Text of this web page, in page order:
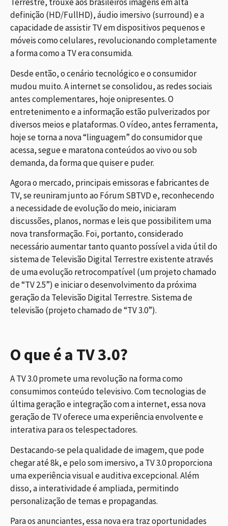
definição (HD/FullHD), áudio imersivo (surround) e a
capacidade de assistir TV em dispositivos pequenos e
móveis como celulares, revolucionando completamente
a forma como a TV era consumida.
Desde então, o cenário tecnológico e o consumidor
mudou muito. A internet se consolidou, as redes sociais
antes complementares, hoje onipresentes. O
entretenimento e a informação estão pulverizados por
diversos meios e plataformas. O vídeo, antes ferramenta,
hoje se torna a nova “linguagem” do consumidor que
acessa, segue e maratona conteúdos ao vivo ou sob
demanda, da forma que quiser e puder.
Agora o mercado, principais emissoras e fabricantes de
TV, se reuniram junto ao Fórum SBTVD e, reconhecendo
a necessidade de evolução do meio, iniciaram
discussões, planos, normas e leis que possibilitem uma
nova transformação. Foi, portanto, considerado
necessário aumentar tanto quanto possível a vida útil do
sistema de Televisão Digital Terrestre existente através
de uma evolução retrocompatível (um projeto chamado
de “TV 2.5”) e iniciar o desenvolvimento da próxima
geração da Televisão Digital Terrestre. Sistema de
televisão (projeto chamado de “TV 3.0”).
O que é a TV 3.0?
A TV 3.0 promete uma revolução na forma como
consumimos conteúdo televisivo. Com tecnologias de
última geração e integração com a internet, essa nova
geração de TV oferece uma experiência envolvente e
interativa para os telespectadores.
Destacando-se pela qualidade de imagem, que pode
chegar até 8k, e pelo som imersivo, a TV 3.0 proporciona
uma experiência visual e auditiva excepcional. Além
disso, a interatividade é ampliada, permitindo
personalização de temas e propagandas.
Para os anunciantes, essa nova era traz oportunidades